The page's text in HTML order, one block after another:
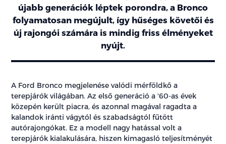
újabb generációk léptek porondra, a Bronco
folyamatosan megújult, így hűséges követői és
új rajongói számára is mindig friss élményeket
nyújt.
A Ford Bronco megjelenése valódi mérföldkő a
terepjárók világában. Az első generáció a '60-as évek
közepén került piacra, és azonnal magával ragadta a
kalandok iránti vágytól és szabadságtól fűtött
autórajongókat. Ez a modell nagy hatással volt a
terepjárók kialakulására, hiszen kimagasló teljesítményét